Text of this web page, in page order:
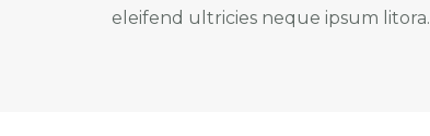
eleifend ultricies neque ipsum litora.